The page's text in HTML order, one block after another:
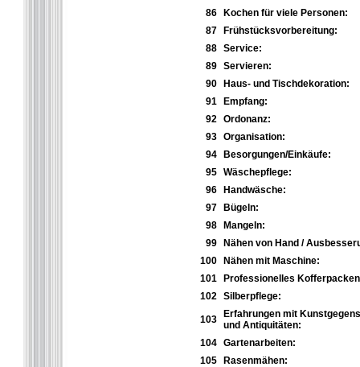
86
Kochen für viele Personen:
87
Frühstücksvorbereitung:
88
Service:
89
Servieren:
90
Haus- und Tischdekoration:
91
Empfang:
92
Ordonanz:
93
Organisation:
94
Besorgungen/Einkäufe:
95
Wäschepflege:
96
Handwäsche:
97
Bügeln:
98
Mangeln:
99
Nähen von Hand /
100
Nähen mit Maschine:
101
Professionelles
102
Silberpflege:
103
Erfahrungen mit
und Antiquitäten:
104
Gartenarbeiten:
105
Rasenmähen: